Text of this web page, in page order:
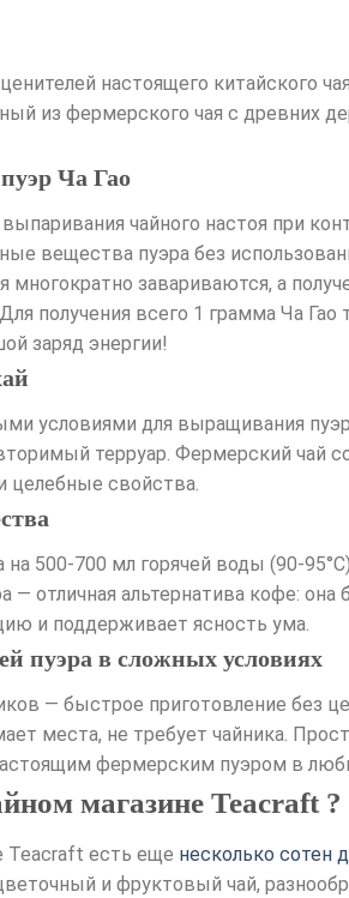
настоящего китайского
из фермерского чая с древних
Ча Гао
чайного настоя при
вещества пуэра без
многократно завариваются, а
получения всего 1 грамма Ча
заряд энергии!
условиями для выращивания
терруар. Фермерский чай
целебные свойства.
500-700 мл горячей воды (90-
отличная альтернатива кофе:
и поддерживает ясность ума.
пуэра в сложных условиях
— быстрое приготовление без
места, не требует чайника.
фермерским пуэром в
магазине Teacraft ?
Teacraft есть еще несколько сотен
и фруктовый чай,